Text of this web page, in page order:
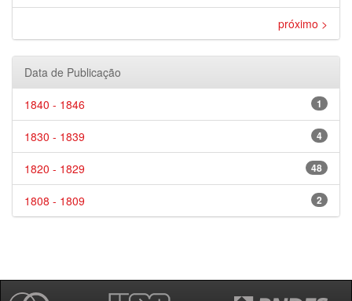
próximo >
Data de Publicação
1
1840 - 1846
4
1830 - 1839
48
1820 - 1829
2
1808 - 1809